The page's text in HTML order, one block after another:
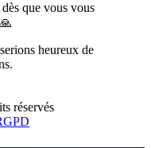
que vous vous
heureux de
réservés